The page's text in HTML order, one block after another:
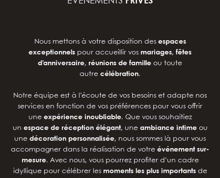
Nous mettons à votre disposition des espaces
exceptionnels pour accueillir vos mariages, fêtes
d’anniversaire, réunions de famille ou toute
autre célébration.
Notre équipe est à l’écoute de vos besoins et adapte nos
services en fonction de vos préférences pour vous offrir
une expérience inoubliable. Que vous souhaitiez
un espace de réception élégant, une ambiance intimeou
une décoration personnalisée, nous sommes là pour vous
accompagner dans la réalisation de votre événement sur-
mesure. Avec nous, vous pourrez profiter d’un cadre
idyllique pour célébrer les moments les plus importantsde